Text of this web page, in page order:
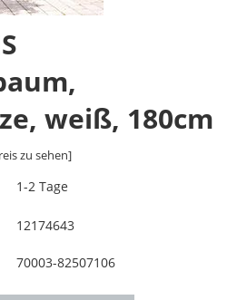
weiß, 180cm
zu sehen]
1-2 Tage
12174643
70003-82507106